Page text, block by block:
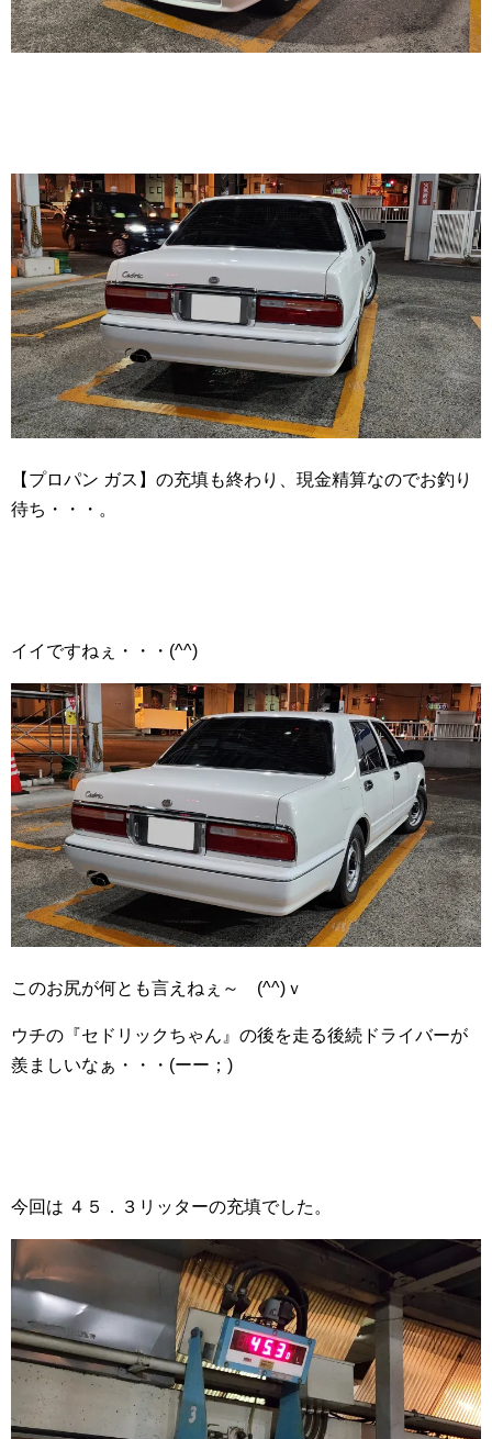
【プロパン ガス】の充填も終わり、現金精算なのでお釣り
待ち・・・。
イイですねぇ・・・(^^)
このお尻が何とも言えねぇ～ (^^)ｖ
ウチの『セドリックちゃん』の後を走る後続ドライバーが
羨ましいなぁ・・・(ーー；)
今回は ４５．３リッターの充填でした。